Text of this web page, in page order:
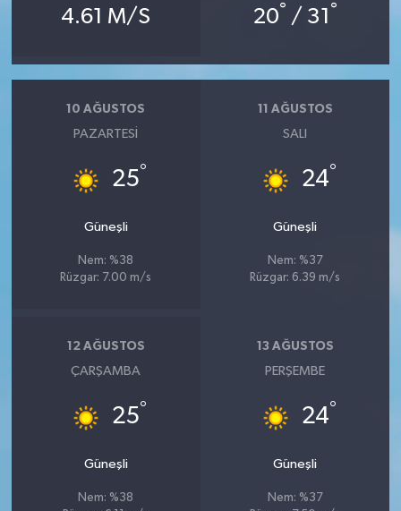
4.61 M/S 20° / 31 °
10 AĞUSTOS
PAZARTESI
25°
Güneşli
Nem: %38
Rüzgar: 7.00 m/s
11 AĞUSTOS
SALI
24°
Güneşli
Nem: %37
Rüzgar: 6.39 m/s
12 AĞUSTOS
ÇARŞAMBA
25°
Güneşli
Nem: %38
13 AĞUSTOS
PERŞEMBE
24°
Güneşli
Nem: %37